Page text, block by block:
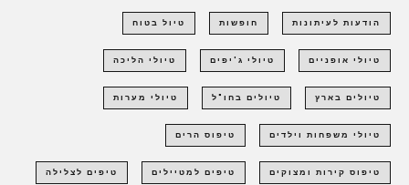
הודעות לעיתונות חופשות טיול בטוח
טיולי אופניים טיולי ג'יפים טיולי הליכה
טיולים בארץ טיולים בחו"ל טיולי מערות
טיולי משפחות וילדים טיפוס הרים
טיפוס קירות ומצוקים טיפים למטיילים טיפים לצלילה